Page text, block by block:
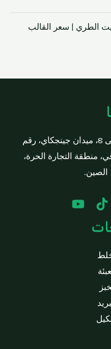
الطري | سعر القالب
عنوان: الطابق السابع، المبنى 8، ميدان جينجكاي، رقم
منطقة التجارة الحرة،
الصين.